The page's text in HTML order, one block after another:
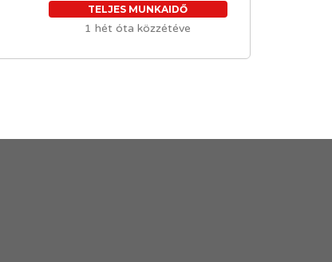
TELJES MUNKAIDŐ
1 hét óta közzétéve